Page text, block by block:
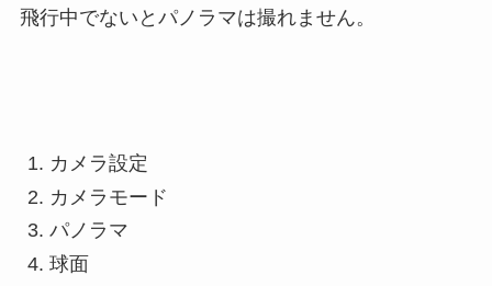
飛行中でないとパノラマは撮れません。
カメラ設定
カメラモード
パノラマ
球面